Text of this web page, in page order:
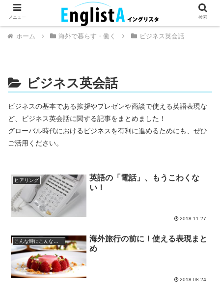
英語が話せるとちょっとハッピー。
ホーム 海外で暮らす・働く ビジネス英会話
ビジネス英会話
ビジネスの基本である挨拶やプレゼンや商談で使える英語表現な
ど、ビジネス英会話に関する記事をまとめました！
グローバル時代におけるビジネスを有利に進めるためにも、ぜひ
ご活用ください。
ヒアリング
英語の「電話」、もうこわくな
い！
2018.11.27
海外旅行の前に！使える表現まと
め
2018.08.24
メニュー 検索